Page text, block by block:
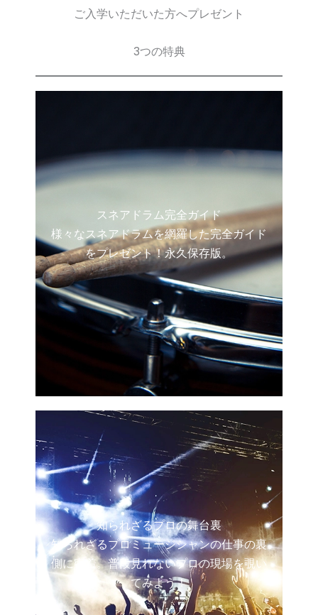
ご入学いただいた方へプレゼント
3つの特典
スネアドラム完全ガイド
様々なスネアドラムを網羅した完全ガイド
をプレゼント！永久保存版。
知られざるプロの舞台裏
知られざるプロミュージシャンの仕事の裏
側に密着。普段見れないプロの現場を覗い
てみよう！